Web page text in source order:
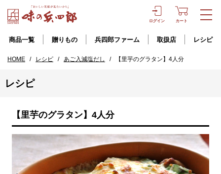
ログイン カート
商品一覧 贈りもの 兵四郎ファーム 取扱店 レシピ
HOME / レシピ / あご入減塩だし / 【里芋のグラタン】4人分
レシピ
【里芋のグラタン】4人分